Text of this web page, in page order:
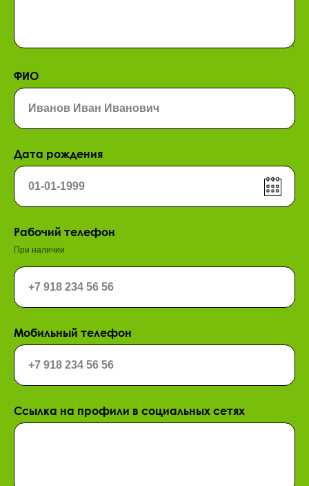
ФИО
Дата рождения
Рабочий телефон
При наличии
Мобильный телефон
Ссылка на профили в социальных сетях